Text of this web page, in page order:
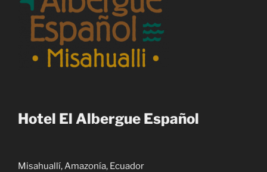
Hotel El Albergue Español
Misahuallí, Amazonía, Ecuador